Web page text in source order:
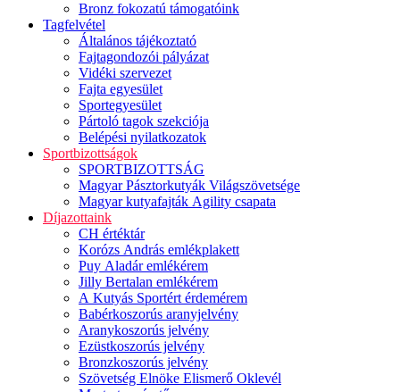
Bronz fokozatú támogatóink
Tagfelvétel
Általános tájékoztató
Fajtagondozói pályázat
Vidéki szervezet
Fajta egyesület
Sportegyesület
Pártoló tagok szekciója
Belépési nyilatkozatok
Sportbizottságok
SPORTBIZOTTSÁG
Magyar Pásztorkutyák Világszövetsége
Magyar kutyafajták Agility csapata
Díjazottaink
CH értéktár
Korózs András emlékplakett
Puy Aladár emlékérem
Jilly Bertalan emlékérem
A Kutyás Sportért érdemérem
Babérkoszorús aranyjelvény
Aranykoszorús jelvény
Ezüstkoszorús jelvény
Bronzkoszorús jelvény
Szövetség Elnöke Elismerő Oklevél